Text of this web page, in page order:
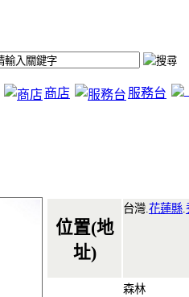
商店 服務台
位置(地
址)
台灣. 花蓮縣
森林